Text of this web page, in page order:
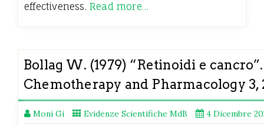
effectiveness. Read more…
Bollag W. (1979) “Retinoidi e
Chemotherapy and Pharmacology 3,
Moni Gi Evidenze Scientifiche MdB 4 Dicembre